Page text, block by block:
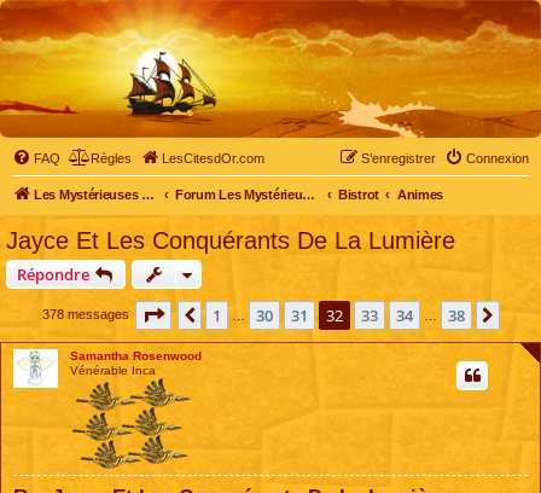
FAQ Règles LesCitesdOr.com Connexion
S’enregistrer
Les Mystérieuses Cités d'Or - LesCitesdOr.com Forum Les Mystérieuses Cités d'Or Bistrot Animes
Jayce Et Les Conquérants De La Lumière
Répondre
378 messages Page 32 sur 38
Précédente
1 30 31 32 33 34 38
Samantha Rosenwood
Vénérable Inca